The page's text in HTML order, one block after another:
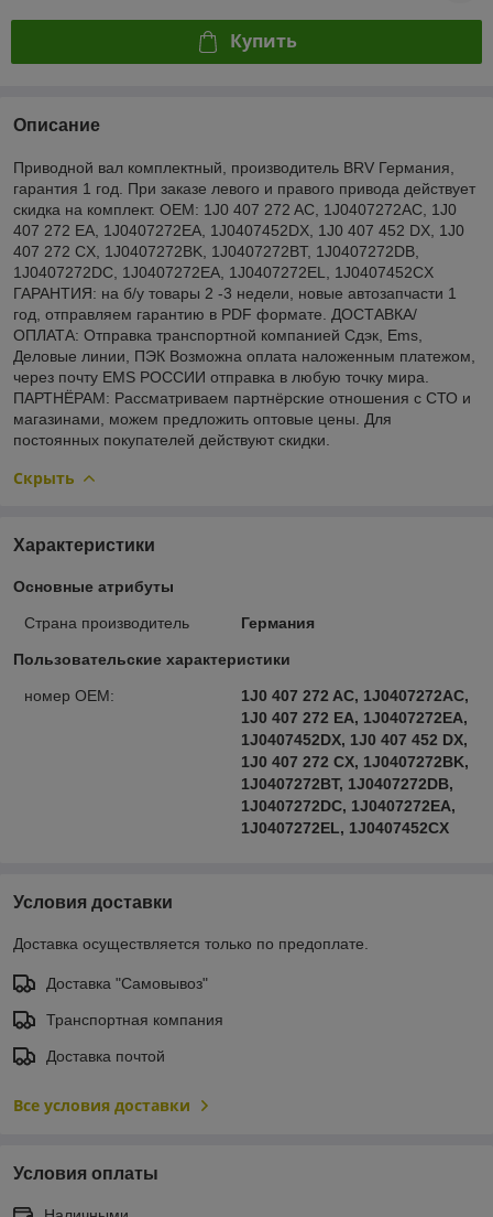
Купить
Описание
Приводной вал комплектный, производитель BRV Германия,
гарантия 1 год. При заказе левого и правого привода действует
скидка на комплект. OEM: 1J0 407 272 AC, 1J0407272AC, 1J0
407 272 EA, 1J0407272EA, 1J0407452DX, 1J0 407 452 DX, 1J0
407 272 CX, 1J0407272BK, 1J0407272BT, 1J0407272DB,
1J0407272DC, 1J0407272EA, 1J0407272EL, 1J0407452CX
ГАРАНТИЯ: на б/у товары 2 -3 недели, новые автозапчасти 1
год, отправляем гарантию в PDF формате. ДОСТАВКА/
ОПЛАТА: Отправка транспортной компанией Сдэк, Ems,
Деловые линии, ПЭК Возможна оплата наложенным платежом,
через почту EMS РОССИИ отправка в любую точку мира.
ПАРТНЁРАМ: Рассматриваем партнёрские отношения с СТО и
магазинами, можем предложить оптовые цены. Для
постоянных покупателей действуют скидки.
Скрыть
Характеристики
Основные атрибуты
Страна производитель Германия
Пользовательские характеристики
номер OEM:
1J0 407 272 AC, 1J0407272AC,
1J0 407 272 EA, 1J0407272EA,
1J0407452DX, 1J0 407 452 DX,
1J0 407 272 CX, 1J0407272BK,
1J0407272BT, 1J0407272DB,
1J0407272DC, 1J0407272EA,
1J0407272EL, 1J0407452CX
Условия доставки
Доставка осуществляется только по предоплате.
Доставка "Самовывоз"
Транспортная компания
Доставка почтой
Все условия доставки
Условия оплаты